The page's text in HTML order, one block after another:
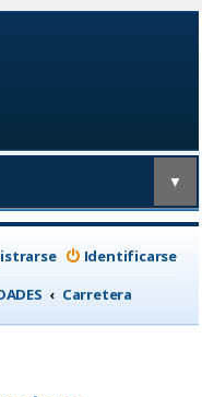
▼
Identificarse
Carretera